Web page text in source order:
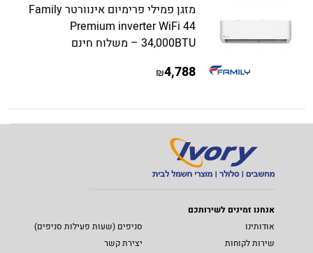
מזגן פמילי פרימיום אינוורטר Family
Premium inverter WiFi 44
34,000BTU – משלוח חינם
4,788
₪
אנחנו זמינים לשירותכם
אודותינו
סניפים (שעות פעילות סניפים)
שירות לקוחות
יצירת קשר